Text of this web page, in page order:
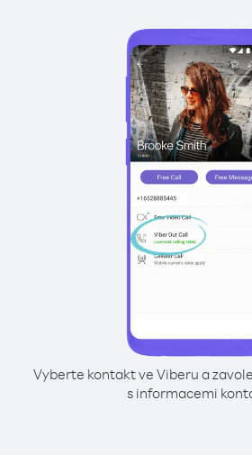
Vyberte kontakt ve Viberu a
s informacemi